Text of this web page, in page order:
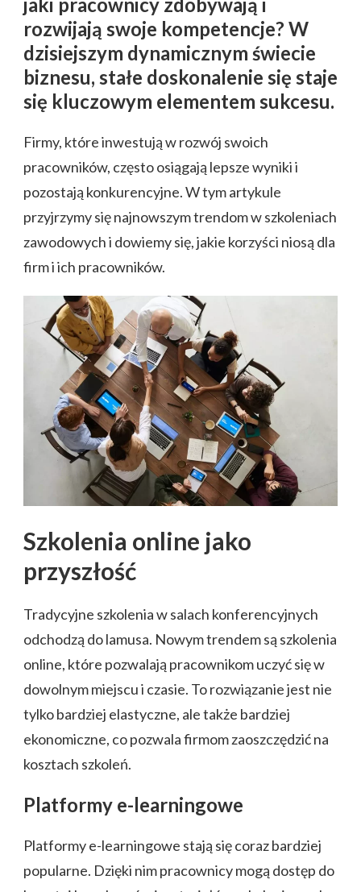
jaki pracownicy zdobywają i
rozwijają swoje kompetencje? W
dzisiejszym dynamicznym świecie
biznesu, stałe doskonalenie się staje
się kluczowym elementem sukcesu.
Firmy, które inwestują w rozwój swoich
pracowników, często osiągają lepsze wyniki i
pozostają konkurencyjne. W tym artykule
przyjrzymy się najnowszym trendom w szkoleniach
zawodowych i dowiemy się, jakie korzyści niosą dla
firm i ich pracowników.
Szkolenia online jako
przyszłość
Tradycyjne szkolenia w salach konferencyjnych
odchodzą do lamusa. Nowym trendem są szkolenia
online, które pozwalają pracownikom uczyć się w
dowolnym miejscu i czasie. To rozwiązanie jest nie
tylko bardziej elastyczne, ale także bardziej
ekonomiczne, co pozwala firmom zaoszczędzić na
kosztach szkoleń.
Platformy e-learningowe
Platformy e-learningowe stają się coraz bardziej
popularne. Dzięki nim pracownicy mogą dostęp do